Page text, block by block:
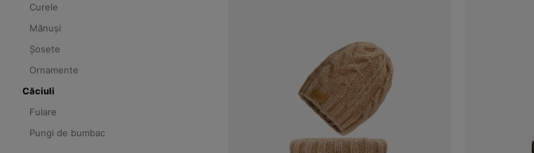
Curele
Mănuși
Șosete
Ornamente
Căciuli
Fulare
Pungi de bumbac